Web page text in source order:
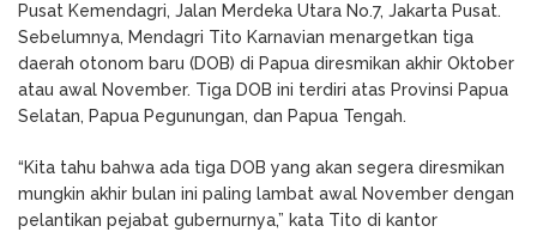
Pusat Kemendagri, Jalan Merdeka Utara No.7, Jakarta Pusat.
Sebelumnya, Mendagri Tito Karnavian menargetkan tiga
daerah otonom baru (DOB) di Papua diresmikan akhir Oktober
atau awal November. Tiga DOB ini terdiri atas Provinsi Papua
Selatan, Papua Pegunungan, dan Papua Tengah.
“Kita tahu bahwa ada tiga DOB yang akan segera diresmikan
mungkin akhir bulan ini paling lambat awal November dengan
pelantikan pejabat gubernurnya,” kata Tito di kantor